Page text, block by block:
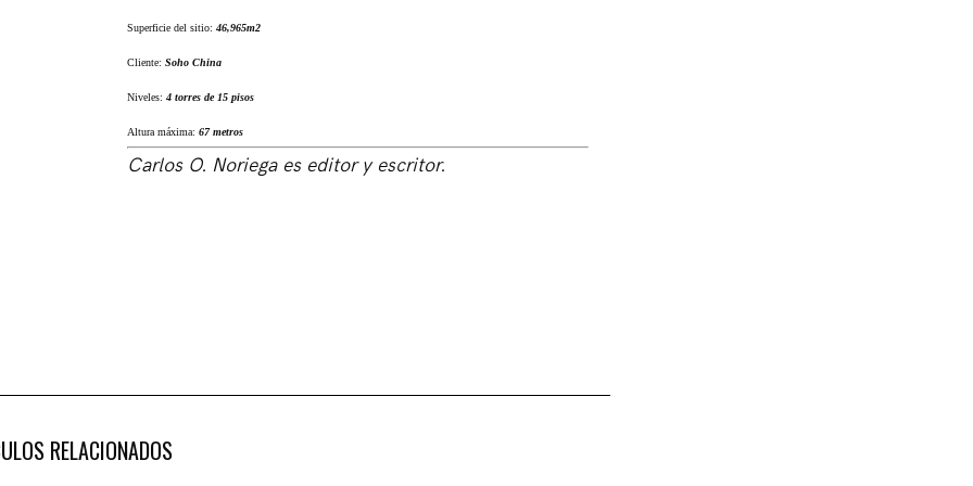
Superficie del sitio: 46,965m2
Cliente: Soho China
Niveles: 4 torres de 15 pisos
Altura máxima: 67 metros
Carlos O. Noriega es editor y escritor.
RELACIONADOS